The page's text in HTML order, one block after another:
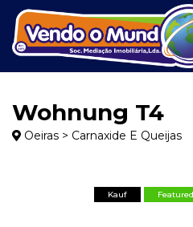
Wohnung T4
Oeiras > Carnaxide E Queijas
Kauf Featured